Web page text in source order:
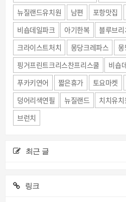
뉴질랜드유치원
남편 포항맛집
비숍데일파크
아기한복 블루브리
크라이스트처치
몽당크레파스
몽
핑거프린트크리스찬프리스쿨
비숍
푸카키연어
짧은휴가 토요마켓
덩어리색연필
뉴질랜드 치치유치
브런치
최근 글
링크